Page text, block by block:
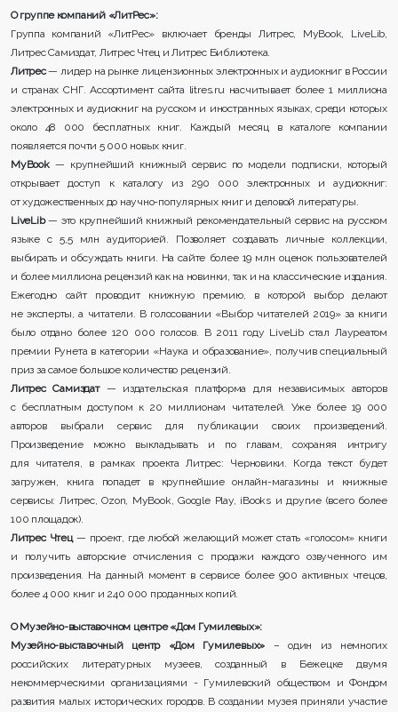
О группе компаний «ЛитРес»:
Группа компаний «ЛитРес» включает бренды Литрес, MyBook, LiveLib,
Литрес Самиздат, Литрес Чтец и Литрес Библиотека.
Литрес— лидер на рынке лицензионных электронных и аудиокниг в России
и странах СНГ. Ассортимент сайта litres.ru насчитывает более 1 миллиона
электронных и аудиокниг на русском и иностранных языках, среди которых
около 48 000 бесплатных книг. Каждый месяц в каталоге компании
появляется почти 5 000 новых книг.
MyBook— крупнейший книжный сервис по модели подписки, который
открывает доступ к каталогу из 290 000 электронных и аудиокниг:
от художественных до научно-популярных книг и деловой литературы.
LiveLib— это крупнейший книжный рекомендательный сервис на русском
языке с 5,5 млн аудиторией. Позволяет создавать личные коллекции,
выбирать и обсуждать книги. На сайте более 19 млн оценок пользователей
и более миллиона рецензий как на новинки, так и на классические издания.
Ежегодно сайт проводит книжную премию, в которой выбор делают
не эксперты, а читатели. В голосовании «Выбор читателей 2019» за книги
было отдано более 120 000 голосов. В 2011 году LiveLib стал Лауреатом
премии Рунета в категории «Наука и образование», получив специальный
приз за самое большое количество рецензий.
Литрес Самиздат— издательская платформа для независимых авторов
с бесплатным доступом к 20 миллионам читателей. Уже более 19 000
авторов выбрали сервис для публикации своих произведений.
Произведение можно выкладывать и по главам, сохраняя интригу
для читателя, в рамках проекта Литрес: Черновики. Когда текст будет
загружен, книга попадет в крупнейшие онлайн-магазины и книжные
сервисы: Литрес, Ozon, MyBook, Google Play, iBooks и другие (всего более
100 площадок).
Литрес Чтец— проект, где любой желающий может стать «голосом» книги
и получить авторские отчисления с продажи каждого озвученного им
произведения. На данный момент в сервисе более 900 активных чтецов,
более 4 000 книг и 240 000 проданных копий.
О Музейно-выставочном центре «Дом Гумилевых»:
Музейно-выставочный центр «Дом Гумилевых» – один из немногих
российских литературных музеев, созданный в Бежецке двумя
некоммерческими организациями - Гумилевский обществом и Фондом
развития малых исторических городов. В создании музея приняли участие